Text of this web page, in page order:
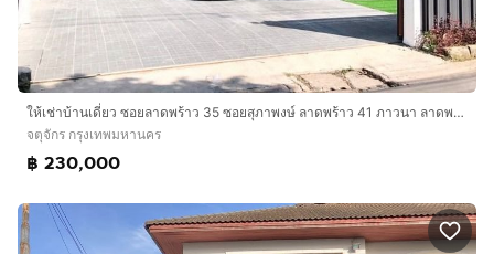
ให้เช่าบ้านเดี่ยว ซอยลาดพร้าว 35 ซอยสุภาพงษ์ ลาดพร้าว 41 ภาวนา ลาดพร้าว ตกแต่งสวยเฟอร์นิเจอร์ครบ
จตุจักร กรุงเทพมหานคร
฿ 230,000